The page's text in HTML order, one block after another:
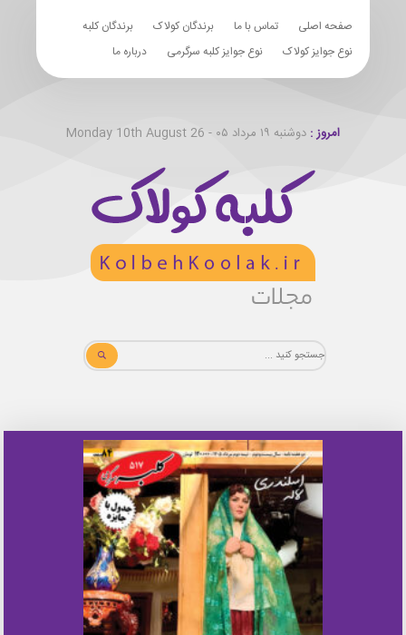
صفحه اصلی تماس با ما برندگان کولاک
برندگان کلبه
نوع جوایز کولاک
نوع جوایز کلبه سرگرمی درباره ما
امروز : دوشنبه ۱۹ مرداد ۰۵ - Monday 10th August 26